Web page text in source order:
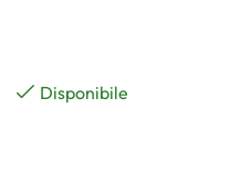
Disponibile